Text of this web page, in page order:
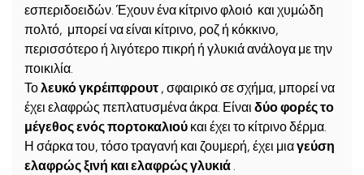
εσπεριδοειδών. Έχουν ένα κίτρινο φλοιό και χυμώδη
πολτό, μπορεί να είναι κίτρινο, ροζ ή κόκκινο,
περισσότερο ή λιγότερο πικρή ή γλυκιά ανάλογα με την
ποικιλία.
Τολευκό γκρέιπφρουτ, σφαιρικό σε σχήμα, μπορεί να
έχει ελαφρώς πεπλατυσμένα άκρα. Είναιδύο φορές το
μέγεθος ενός πορτοκαλιούκαι έχει το κίτρινο δέρμα.
Η σάρκα του, τόσο τραγανή και ζουμερή, έχει μιαγεύση
ελαφρώς ξινή και ελαφρώς γλυκιά.